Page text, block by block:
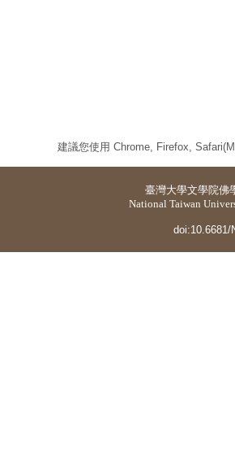
建議您使用 Chrome, Firefox,
臺灣大學文學院佛
National Taiwan
doi:10.6681/